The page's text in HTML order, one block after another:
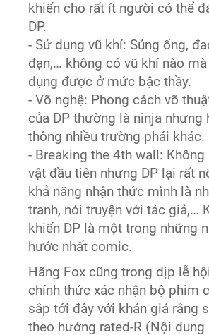
khiến cho rất ít người có thể
DP.
- Sử dụng vũ khí: Súng ống,
đạn,… không có vũ khí nào
dụng được ở mức bậc thầy.
- Võ nghệ: Phong cách võ
của DP thường là ninja nhưng
thông nhiều trường phái khác.
- Breaking the 4th wall: Không
vật đầu tiên nhưng DP lại rất
khả năng nhận thức mình là
tranh, nói truyện với tác giả,…
khiến DP là một trong những
hước nhất comic.
Hãng Fox cũng trong dịp lễ
chính thức xác nhận bộ phim
sắp tới đây với khán giả rằng
theo hướng rated-R (Nội